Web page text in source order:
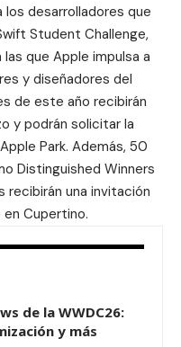
desarrolladores que
Student Challenge,
que Apple impulsa a
y diseñadores del
de este año recibirán
y podrán solicitar la
Park. Además, 50
Distinguished Winners
una invitación
Cupertino.
de la WWDC26:
y más